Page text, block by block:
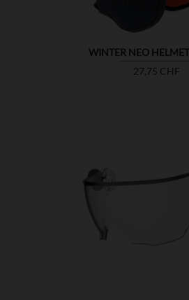
WINTER NEO
Prix
27,75 CHF
MONTRER